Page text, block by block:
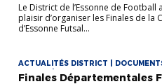
Le District de l’Essonne de Football
plaisir d’organiser les Finales de la
d’Essonne Futsal...
ACTUALITÉS DISTRICT |
FUTSAL | FUTSAL
Finales Départementales